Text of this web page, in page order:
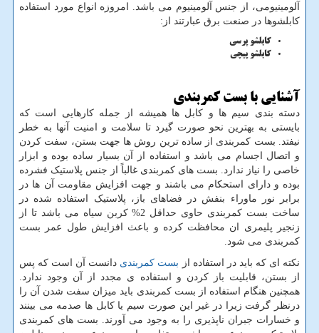
آلومینیومی، از جنس آلومینیوم می باشد. امروزه انواع مورد استفاده
کابلشوها در صنعت برق عبارتند از:
کابلشو پرسی
کابلشو پیچی
آشنایی با بست کمربندی
دسته بندی سیم ها و کابل ها همیشه از جمله کارهایی است که
بایستی به بهترین نحو صورت گیرد تا سلامت و امنیت آنها به خطر
نیفتد. بست کمربندی از ساده ترین روش ها جهت بستن، سفت کردن
و اتصال اجسام می باشد و استفاده از آن بسیار ساده بوده و ابزار
خاصی را نیاز ندارد. بست های کمربندی غالباً از جنس پلاستیک فشرده
بوده و دارای استحکام می باشند و جهت افزایش مقاومت آن ها در
برابر نور ماوراء بنفش در فضاهای باز، پلاستیک استفاده شده در
ساخت بست کمربندی حاوی حداقل 2% کربن سیاه می باشد تا از
زنجیر پلیمری ان محافظت کرده و باعث افزایش طول عمر بست
کمربندی می شود.
نکته ای که باید در استفاده از بست کمربندی دانست آن است که پس
از بستن، قابلیت باز کردن و استفاده ی مجدد از آن وجود ندارد.
همچنین هنگام استفاده از بست کمربندی باید میزان سفت شدن آن را
درنظر گرفت زیرا در غیر این صورت سیم یا کابل ها صدمه می بینند
و خسارات جبران ناپذیری را به وجود می آورند. بست های کمربندی